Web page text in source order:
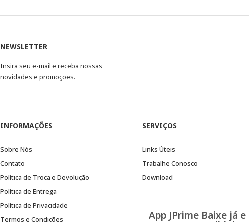
NEWSLETTER
Insira seu e-mail e receba nossas
novidades e promoções.
INFORMAÇÕES
Sobre Nós
Contato
Política de Troca e Devolução
Política de Entrega
Política de Privacidade
Termos e Condições
SERVIÇOS
Links Úteis
Trabalhe Conosco
Download
App JPrime Baixe já